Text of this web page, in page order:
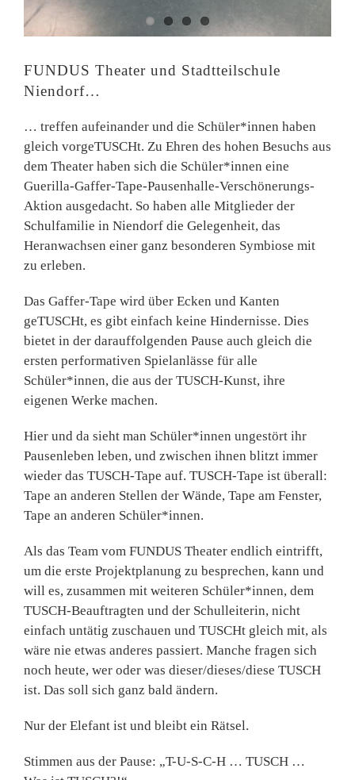
FUNDUS Theater und Stadtteilschule
Niendorf…
… treffen aufeinander und die Schüler*innen haben
gleich vorgeTUSCHt. Zu Ehren des hohen Besuchs aus
dem Theater haben sich die Schüler*innen eine
Guerilla-Gaffer-Tape-Pausenhalle-Verschönerungs-
Aktion ausgedacht. So haben alle Mitglieder der
Schulfamilie in Niendorf die Gelegenheit, das
Heranwachsen einer ganz besonderen Symbiose mit
zu erleben.
Das Gaffer-Tape wird über Ecken und Kanten
geTUSCHt, es gibt einfach keine Hindernisse. Dies
bietet in der darauffolgenden Pause auch gleich die
ersten performativen Spielanlässe für alle
Schüler*innen, die aus der TUSCH-Kunst, ihre
eigenen Werke machen.
Hier und da sieht man Schüler*innen ungestört ihr
Pausenleben leben, und zwischen ihnen blitzt immer
wieder das TUSCH-Tape auf. TUSCH-Tape ist überall:
Tape an anderen Stellen der Wände, Tape am Fenster,
Tape an anderen Schüler*innen.
Als das Team vom FUNDUS Theater endlich eintrifft,
um die erste Projektplanung zu besprechen, kann und
will es, zusammen mit weiteren Schüler*innen, dem
TUSCH-Beauftragten und der Schulleiterin, nicht
einfach untätig zuschauen und TUSCHt gleich mit, als
wäre nie etwas anderes passiert. Manche fragen sich
noch heute, wer oder was dieser/dieses/diese TUSCH
ist. Das soll sich ganz bald ändern.
Nur der Elefant ist und bleibt ein Rätsel.
Stimmen aus der Pause: „T-U-S-C-H … TUSCH …